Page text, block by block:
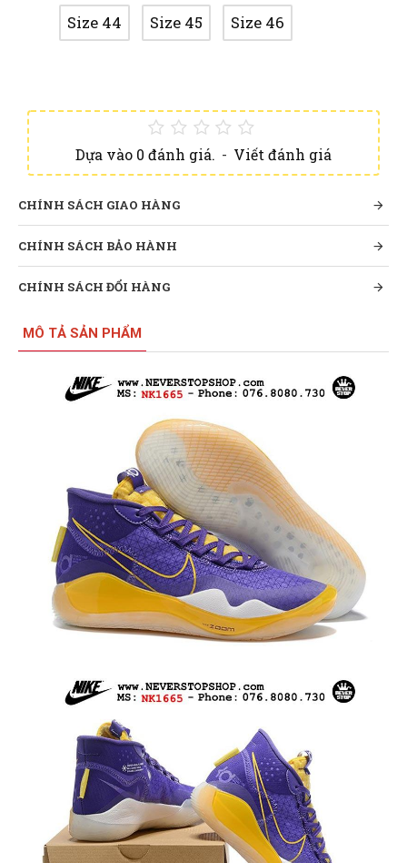
Dựa vào 0 đánh giá. - Viết đánh giá
Size 44 Size 45 Size 46
CHÍNH SÁCH GIAO HÀNG
CHÍNH SÁCH BẢO HÀNH
CHÍNH SÁCH ĐỔI HÀNG
MÔ TẢ SẢN PHẨM